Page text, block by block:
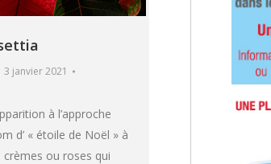
3 janvier 2021
à l’approche
d’ « étoile de Noël » à
ou roses qui